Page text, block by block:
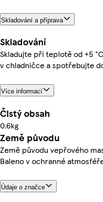
Skladování a příprava
Skladování
Skladujte při teplotě od +5
v chladničce a spotřebujte
Více informací
Čistý obsah
0.6kg
Země původu
Země původu vepřového
Baleno v ochranné
Údaje o značce